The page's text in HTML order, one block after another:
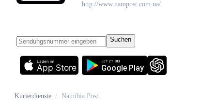
http://www.nampost.com.na/
Suchen
App Store
Laden im
Google Play
JETZT BEI
Kurierdienste / Namibia Post